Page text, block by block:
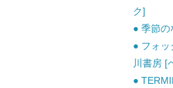
ク]
● 季節
● フォ
川書房 [
●